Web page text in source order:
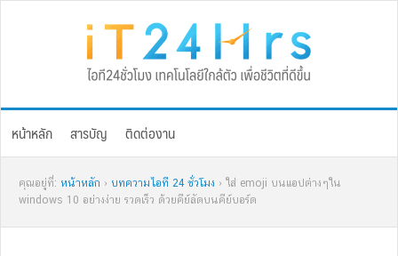
หน้าหลัก สารบัญ ติดต่องาน
คุณอยู่ที่: หน้าหลัก › บทความไอที 24 ชั่วโมง › ใส่ emoji บนแอปต่างๆใน
windows 10 อย่างง่าย รวดเร็ว ด้วยคีย์ลัดบนคีย์บอร์ด